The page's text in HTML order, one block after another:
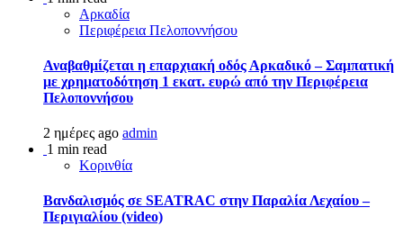
Αρκαδία
Περιφέρεια Πελοποννήσου
Αναβαθμίζεται η επαρχιακή οδός Αρκαδικό – Σαμπατική
με χρηματοδότηση 1 εκατ. ευρώ από την Περιφέρεια
Πελοποννήσου
2 ημέρες ago admin
1 min read
Κορινθία
Βανδαλισμός σε SEATRAC στην Παραλία Λεχαίου –
Περιγιαλίου (video)